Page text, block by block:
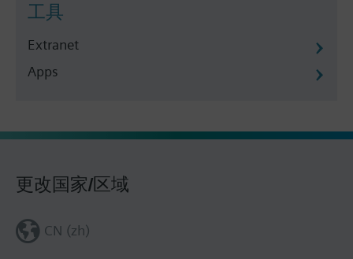
工具
Extranet
Apps
更改国家/区域
CN (zh)